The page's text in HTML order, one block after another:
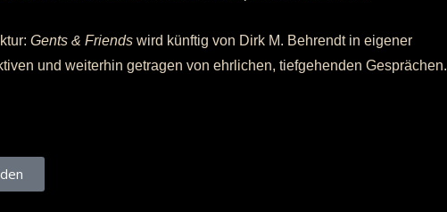
Gents & Friendswird künftig von Dirk M. Behrendt in eigener
und weiterhin getragen von ehrlichen, tiefgehenden Gesprächen.